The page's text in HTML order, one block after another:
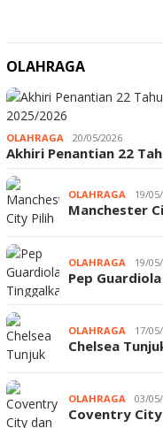
OLAHRAGA
OLAHRAGA 20/05/2026
Akhiri Penantian 22
OLAHRAGA 19/
Manchester
OLAHRAGA 19/
Pep
OLAHRAGA 17/
Chelsea
OLAHRAGA 03/
Coventry